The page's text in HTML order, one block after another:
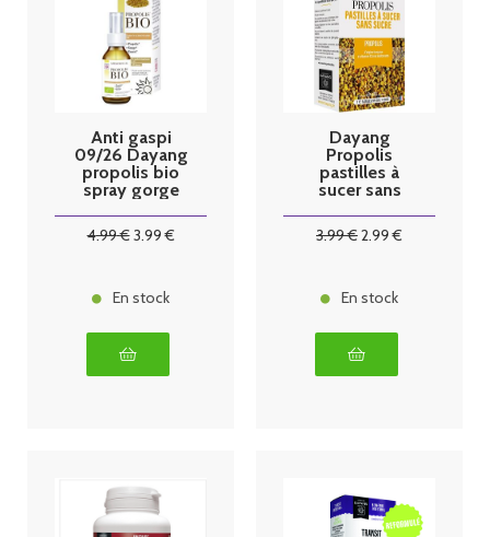
Anti gaspi
09/26 Dayang
propolis bio
spray gorge
4.99€3.99€
En stock
Dayang
Propolis
pastilles à
sucer sans
3.99€2.99 €
En stock